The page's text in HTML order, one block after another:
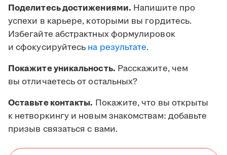
Поделитесь достижениями. Напишите про
успехи в карьере, которыми вы гордитесь.
Избегайте абстрактных формулировок
и сфокусируйтесь на результате.
Покажите уникальность. Расскажите, чем
вы отличаетесь от остальных?
Оставьте контакты. Покажите, что вы открыты
к нетворкингу и новым знакомствам: добавьте
призыв связаться с вами.